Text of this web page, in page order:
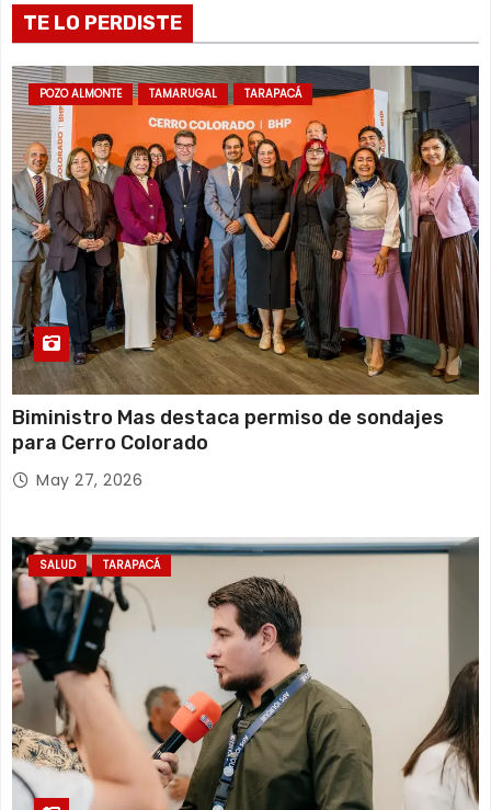
a
s
TE LO PERDISTE
POZO ALMONTE TAMARUGAL TARAPACÁ
Biministro Mas destaca permiso de sondajes
para Cerro Colorado
May 27, 2026
SALUD TARAPACÁ